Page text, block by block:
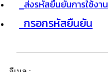
ส่งรหัสยืนยันการใช้งาน
กรอกรหัสยืนยัน